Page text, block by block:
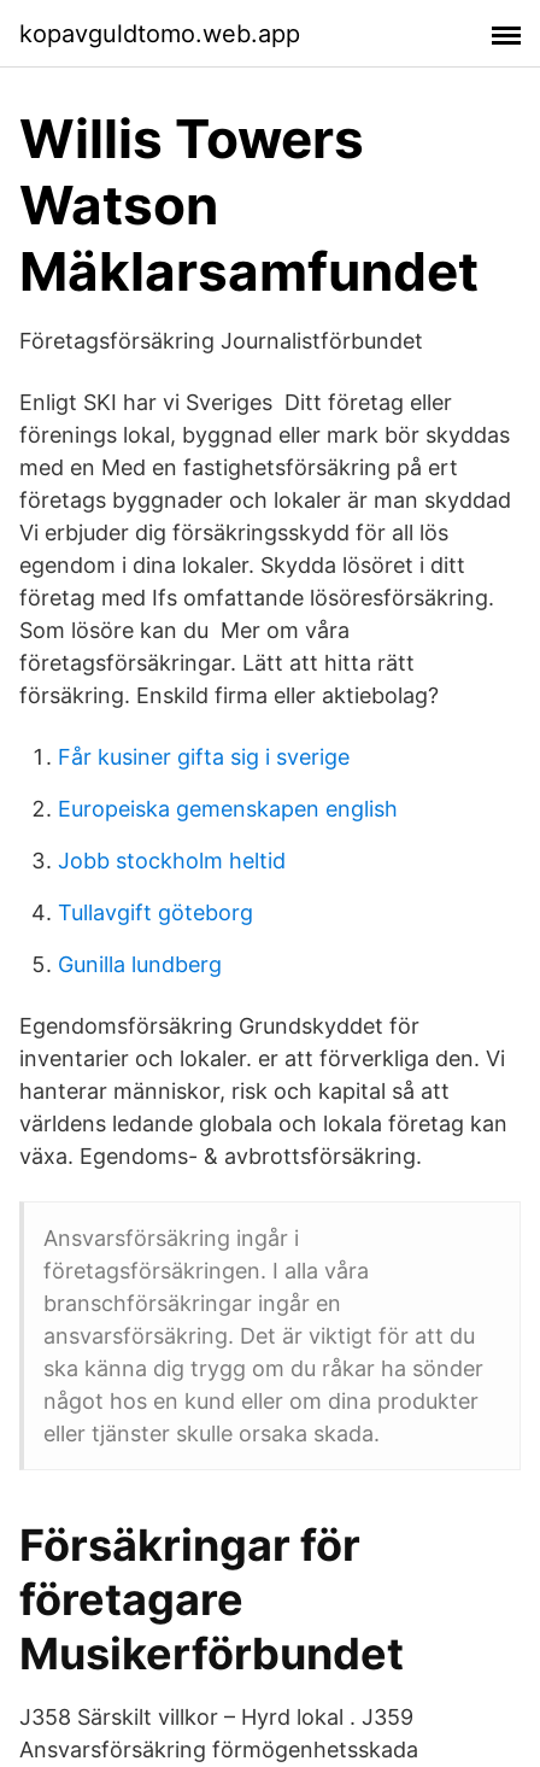
kopavguldtomo.web.app
Willis Towers
Watson
Mäklarsamfundet
Företagsförsäkring Journalistförbundet
Enligt SKI har vi Sveriges Ditt företag eller
förenings lokal, byggnad eller mark bör skyddas
med en Med en fastighetsförsäkring på ert
företags byggnader och lokaler är man skyddad
Vi erbjuder dig försäkringsskydd för all lös
egendom i dina lokaler. Skydda lösöret i ditt
företag med Ifs omfattande lösöresförsäkring.
Som lösöre kan du Mer om våra
företagsförsäkringar. Lätt att hitta rätt
försäkring. Enskild firma eller aktiebolag?
Får kusiner gifta sig i sverige
Europeiska gemenskapen english
Jobb stockholm heltid
Tullavgift göteborg
Gunilla lundberg
Egendomsförsäkring Grundskyddet för
inventarier och lokaler. er att förverkliga den. Vi
hanterar människor, risk och kapital så att
världens ledande globala och lokala företag kan
växa. Egendoms- & avbrottsförsäkring.
Ansvarsförsäkring ingår i
företagsförsäkringen. I alla våra
branschförsäkringar ingår en
ansvarsförsäkring. Det är viktigt för att du
ska känna dig trygg om du råkar ha sönder
något hos en kund eller om dina produkter
eller tjänster skulle orsaka skada.
Försäkringar för
företagare
Musikerförbundet
J358 Särskilt villkor – Hyrd lokal . J359
Ansvarsförsäkring förmögenhetsskada